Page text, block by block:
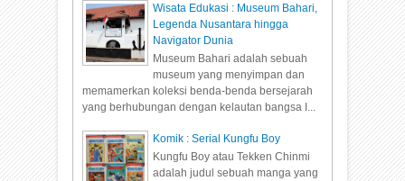
Wisata Edukasi : Museum Bahari,
Legenda Nusantara hingga
Navigator Dunia
Museum Bahari adalah sebuah
museum yang menyimpan dan
memamerkan koleksi benda-benda bersejarah
yang berhubungan dengan kelautan bangsa I...
Komik : Serial Kungfu Boy
Kungfu Boy atau Tekken Chinmi
adalah judul sebuah manga yang